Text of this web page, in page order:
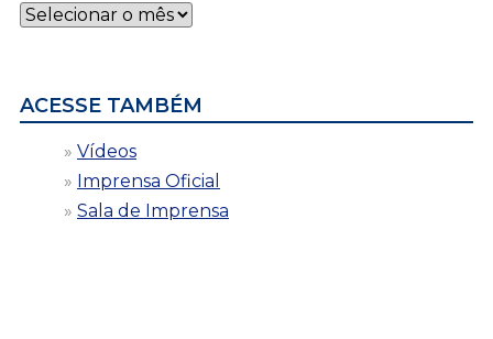
Notícias
por
ACESSE TAMBÉM
Vídeos
Imprensa Oficial
Sala de Imprensa